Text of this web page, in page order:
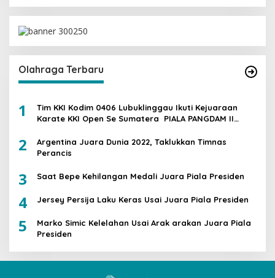
Olahraga Terbaru
1
Tim KKI Kodim 0406 Lubuklinggau Ikuti Kejuaraan
Karate KKI Open Se Sumatera PIALA PANGDAM II
2
Argentina Juara Dunia 2022, Taklukkan Timnas
Perancis
3 Saat Bepe Kehilangan Medali Juara Piala Presiden
4 Jersey Persija Laku Keras Usai Juara Piala Presiden
5
Marko Simic Kelelahan Usai Arak arakan Juara Piala
Presiden